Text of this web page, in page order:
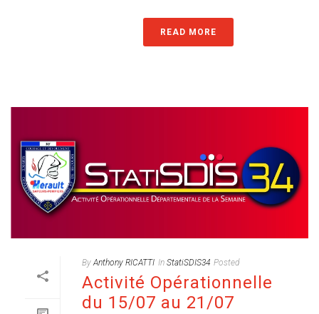
READ MORE
By Anthony RICATTI In StatiSDIS34 Posted
Activité Opérationnelle
du 15/07 au 21/07